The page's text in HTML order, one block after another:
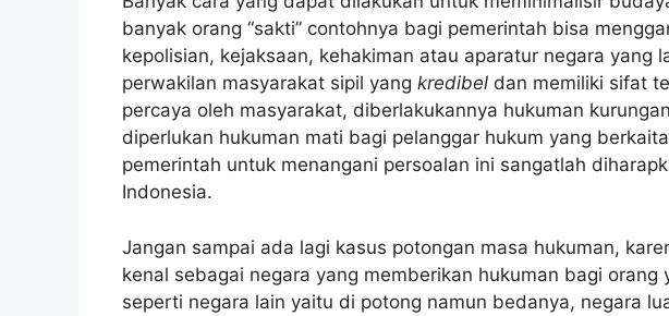
banyak orang “sakti” contohnya bagi pemerintah bisa
kepolisian, kejaksaan, kehakiman atau aparatur negara yang
perwakilan masyarakat sipil yang kredibel dan memiliki sifat
percaya oleh masyarakat, diberlakukannya hukuman
diperlukan hukuman mati bagi pelanggar hukum yang
pemerintah untuk menangani persoalan ini sangatlah
Indonesia.
Jangan sampai ada lagi kasus potongan masa hukuman,
kenal sebagai negara yang memberikan hukuman bagi orang
seperti negara lain yaitu di potong namun bedanya, negara